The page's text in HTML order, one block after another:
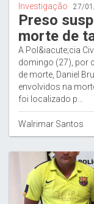
Investigação 27/
Preso
morte de
A Pol&iacute;cia
domingo (27), por
de morte, Daniel
envolvidos na
foi localizado p...
Walrimar Santos